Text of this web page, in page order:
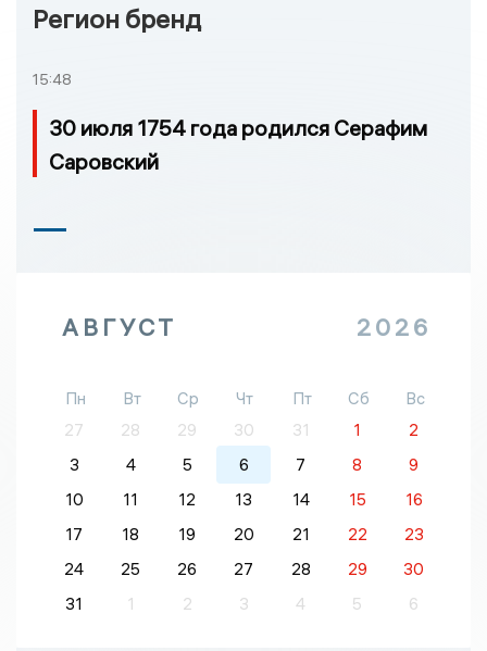
Регион бренд
15:48
30 июля 1754 года родился Серафим
Саровский
АВГУСТ 2026
Пн Вт Ср Чт Пт Сб
Вс
27
28 29 30 31 1
2
3
4 5 6 7 8
9
10
11 12 13 14 15
16
17
18 19 20 21 22
23
24
25 26 27 28 29
30
31
1 2 3 4 5 6